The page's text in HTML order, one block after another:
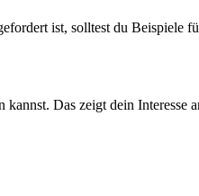
ist, solltest du
Das zeigt dein